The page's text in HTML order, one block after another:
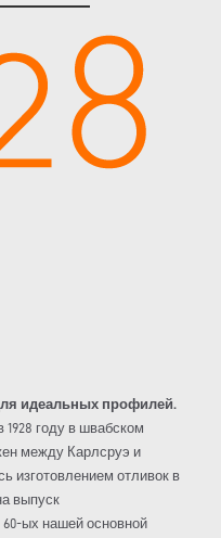
идеальных профилей.
году в швабском
между Карлсруэ и
изготовлением отливок в
выпуск
ых нашей основной